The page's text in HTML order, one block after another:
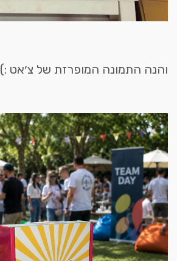
והנה התמונה המופרזת של צ׳אט :)